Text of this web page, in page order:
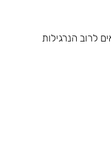
לרוב הנרגילות